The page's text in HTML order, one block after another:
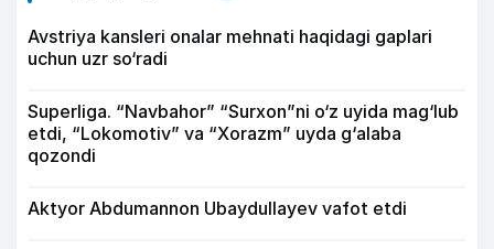
Avstriya kansleri onalar mehnati haqidagi gaplari
uchun uzr so‘radi
Superliga. “Navbahor” “Surxon”ni o‘z uyida mag‘lub
etdi, “Lokomotiv” va “Xorazm” uyda g‘alaba
qozondi
Aktyor Abdu­mannon Ubaydullayev vafot etdi